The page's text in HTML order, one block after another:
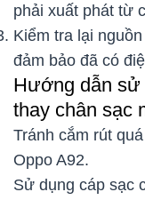
phải xuất phát từ
Kiểm tra lại
đảm bảo đã có
Hướng dẫn sử
thay chân sạc
Tránh cắm rút
Oppo A92.
Sử dụng cáp sạc